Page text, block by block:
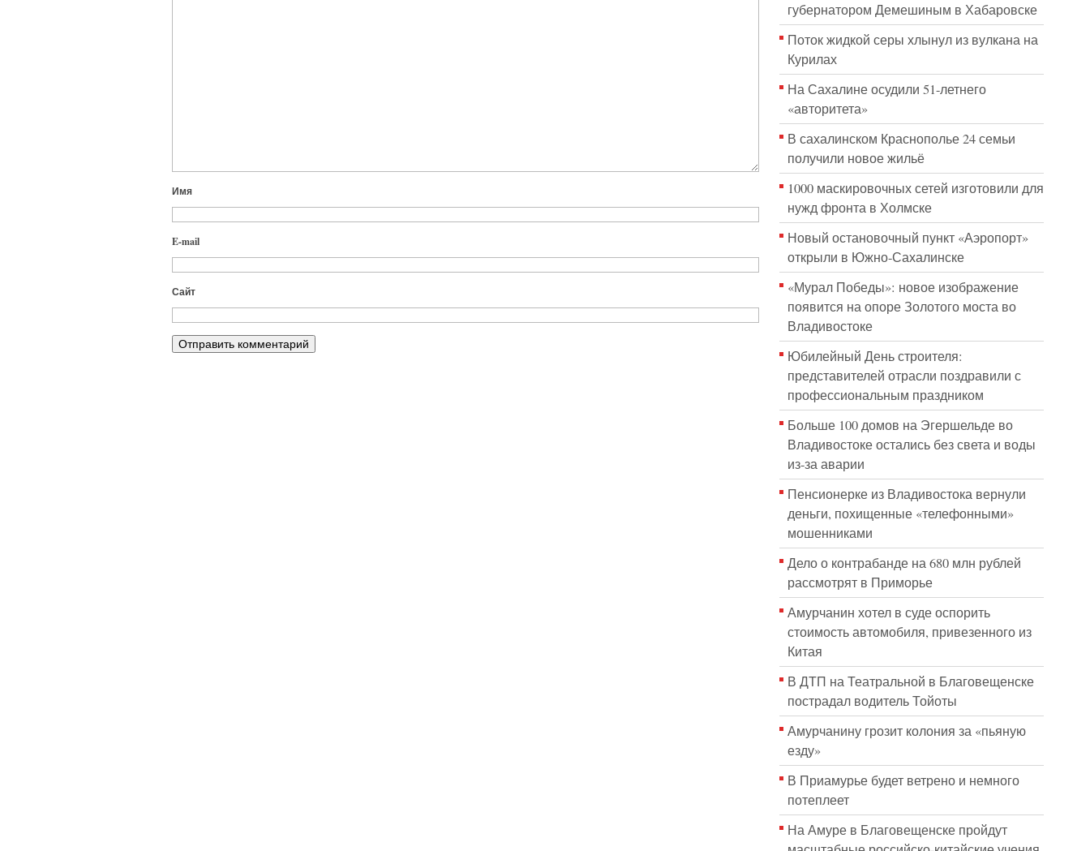
Имя
E-mail
Сайт
губернатором Демешиным в Хабаровске
Поток жидкой серы хлынул из вулкана на
Курилах
На Сахалине осудили 51-летнего
«авторитета»
В сахалинском Краснополье 24 семьи
получили новое жильё
1000 маскировочных сетей изготовили для
нужд фронта в Холмске
Новый остановочный пункт «Аэропорт»
открыли в Южно-Сахалинске
«Мурал Победы»: новое изображение
появится на опоре Золотого моста во
Владивостоке
Юбилейный День строителя:
представителей отрасли поздравили с
профессиональным праздником
Больше 100 домов на Эгершельде во
Владивостоке остались без света и воды
из-за аварии
Пенсионерке из Владивостока вернули
деньги, похищенные «телефонными»
мошенниками
Дело о контрабанде на 680 млн рублей
рассмотрят в Приморье
Амурчанин хотел в суде оспорить
стоимость автомобиля, привезенного из
Китая
В ДТП на Театральной в Благовещенске
пострадал водитель Тойоты
Амурчанину грозит колония за «пьяную
езду»
В Приамурье будет ветрено и немного
потеплеет
На Амуре в Благовещенске пройдут